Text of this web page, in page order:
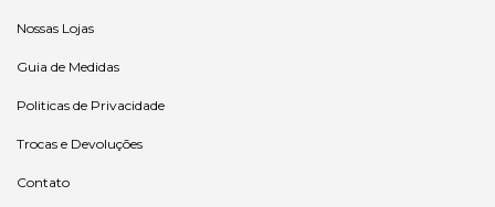
Nossas Lojas
Guia de Medidas
Politicas de Privacidade
Trocas e Devoluções
Contato